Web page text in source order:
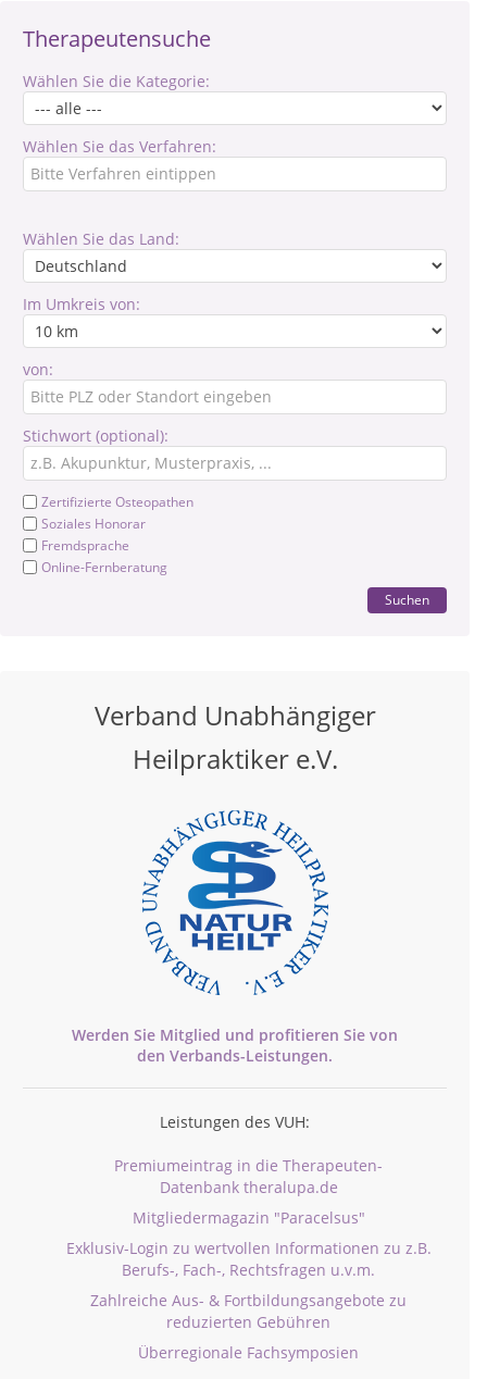
Therapeutensuche
Wählen Sie die Kategorie:
Wählen Sie das Verfahren:
Wählen Sie das Land:
Im Umkreis von:
von:
Stichwort (optional):
Zertifizierte Osteopathen
Soziales Honorar
Fremdsprache
Online-Fernberatung
Suchen
Verband Unabhängiger
Heilpraktiker e.V.
Werden Sie Mitglied und profitieren Sie von
den Verbands-Leistungen.
Leistungen des VUH:
Premiumeintrag in die Therapeuten-
Datenbank theralupa.de
Mitgliedermagazin "Paracelsus"
Exklusiv-Login zu wertvollen Informationen zu z.B.
Berufs-, Fach-, Rechtsfragen u.v.m.
Zahlreiche Aus- & Fortbildungsangebote zu
reduzierten Gebühren
Überregionale Fachsymposien